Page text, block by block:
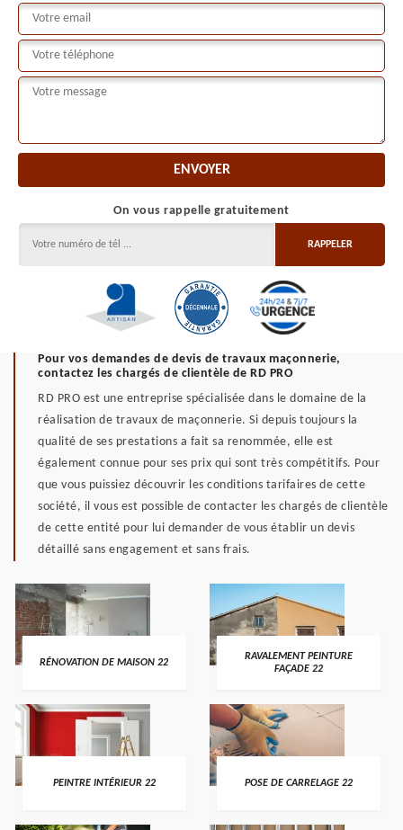
On vous rappelle gratuitement
Pour vos demandes de devis de travaux maçonnerie,
contactez les chargés de clientèle de RD PRO
RD PRO est une entreprise spécialisée dans le domaine de la
réalisation de travaux de maçonnerie. Si depuis toujours la
qualité de ses prestations a fait sa renommée, elle est
également connue pour ses prix qui sont très compétitifs. Pour
que vous puissiez découvrir les conditions tarifaires de cette
société, il vous est possible de contacter les chargés de clientèle
de cette entité pour lui demander de vous établir un devis
détaillé sans engagement et sans frais.
RÉNOVATION DE MAISON 22
RAVALEMENT PEINTURE
FAÇADE 22
PEINTRE INTÉRIEUR 22 POSE DE CARRELAGE 22